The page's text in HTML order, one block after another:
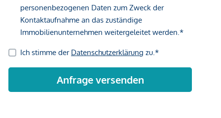
unverbindliche Vorabinformationen sind und daher ohne
Gewähr erfolgen. Der Vermittler ist als Doppelmakler tätig.